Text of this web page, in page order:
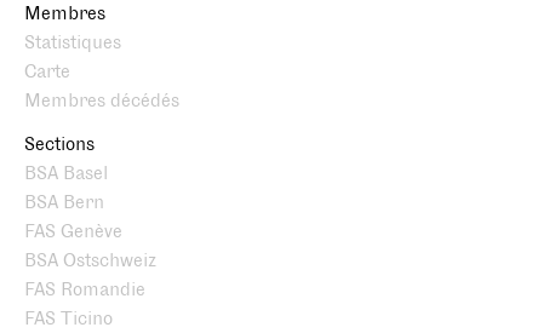
Membres
Statistiques
Carte
Membres décédés
Sections
BSA Basel
BSA Bern
FAS Genève
BSA Ostschweiz
FAS Romandie
FAS Ticino